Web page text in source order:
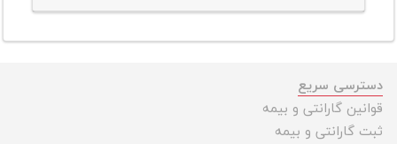
دسترسی سریع
قوانین گارانتی و بیمه
ثبت گارانتی و بیمه